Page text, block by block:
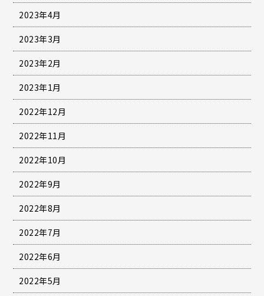
2023年4月
2023年3月
2023年2月
2023年1月
2022年12月
2022年11月
2022年10月
2022年9月
2022年8月
2022年7月
2022年6月
2022年5月